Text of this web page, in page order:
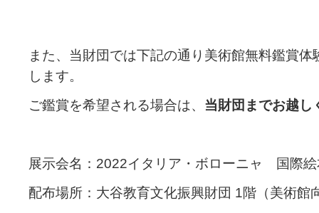
また、当財団では下記の通り美術館無料鑑賞
します。
ご鑑賞を希望される場合は、 当財団までお越し
展示会名：2022イタリア・ボローニャ 国際
配布場所：大谷教育文化振興財団 1階（美術館